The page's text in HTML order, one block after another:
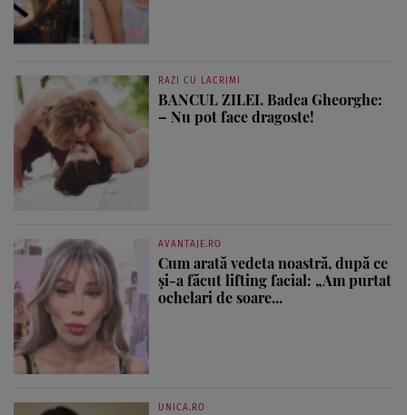
RAZI CU LACRIMI
BANCUL ZILEI. Badea Gheorghe:
– Nu pot face dragoste!
AVANTAJE.RO
Cum arată vedeta noastră, după ce
și-a făcut lifting facial: „Am purtat
ochelari de soare...
UNICA.RO